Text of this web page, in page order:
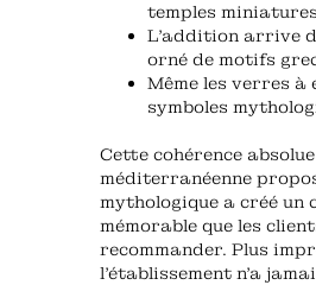
temples miniatures
L'addition arrive
orné de motifs
Même les verres à
symboles
Cette cohérence
méditerranéenne
mythologique a créé
mémorable que les
recommander. Plus
l'établissement n'a